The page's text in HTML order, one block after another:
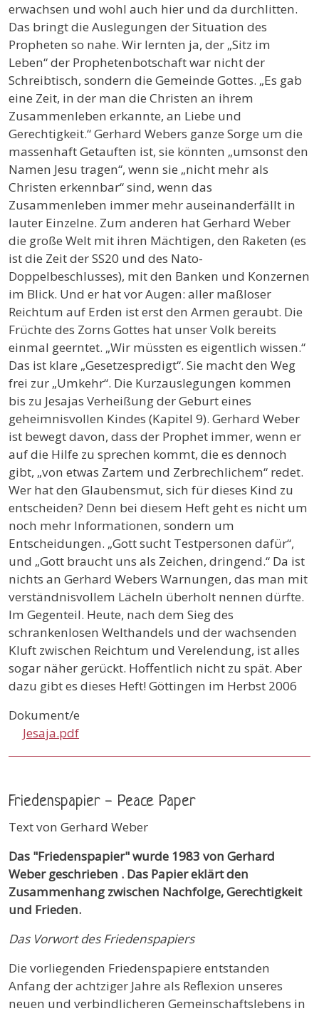
erwachsen und wohl auch hier und da durchlitten.
Das bringt die Auslegungen der Situation des
Propheten so nahe. Wir lernten ja, der „Sitz im
Leben“ der Prophetenbotschaft war nicht der
Schreibtisch, sondern die Gemeinde Gottes. „Es gab
eine Zeit, in der man die Christen an ihrem
Zusammenleben erkannte, an Liebe und
Gerechtigkeit.“ Gerhard Webers ganze Sorge um die
massenhaft Getauften ist, sie könnten „umsonst den
Namen Jesu tragen“, wenn sie „nicht mehr als
Christen erkennbar“ sind, wenn das
Zusammenleben immer mehr auseinanderfällt in
lauter Einzelne. Zum anderen hat Gerhard Weber
die große Welt mit ihren Mächtigen, den Raketen (es
ist die Zeit der SS20 und des Nato-
Doppelbeschlusses), mit den Banken und Konzernen
im Blick. Und er hat vor Augen: aller maßloser
Reichtum auf Erden ist erst den Armen geraubt. Die
Früchte des Zorns Gottes hat unser Volk bereits
einmal geerntet. „Wir müssten es eigentlich wissen.“
Das ist klare „Gesetzespredigt“. Sie macht den Weg
frei zur „Umkehr“. Die Kurzauslegungen kommen
bis zu Jesajas Verheißung der Geburt eines
geheimnisvollen Kindes (Kapitel 9). Gerhard Weber
ist bewegt davon, dass der Prophet immer, wenn er
auf die Hilfe zu sprechen kommt, die es dennoch
gibt, „von etwas Zartem und Zerbrechlichem“ redet.
Wer hat den Glaubensmut, sich für dieses Kind zu
entscheiden? Denn bei diesem Heft geht es nicht um
noch mehr Informationen, sondern um
Entscheidungen. „Gott sucht Testpersonen dafür“,
und „Gott braucht uns als Zeichen, dringend.“ Da ist
nichts an Gerhard Webers Warnungen, das man mit
verständnisvollem Lächeln überholt nennen dürfte.
Im Gegenteil. Heute, nach dem Sieg des
schrankenlosen Welthandels und der wachsenden
Kluft zwischen Reichtum und Verelendung, ist alles
sogar näher gerückt. Hoffentlich nicht zu spät. Aber
dazu gibt es dieses Heft! Göttingen im Herbst 2006
Dokument/e
Jesaja.pdf
Friedenspapier - Peace Paper
Text von Gerhard Weber
Das "Friedenspapier" wurde 1983 von Gerhard
Weber geschrieben . Das Papier eklärt den
Zusammenhang zwischen Nachfolge, Gerechtigkeit
und Frieden.
Das Vorwort des Friedenspapiers
Die vorliegenden Friedenspapiere entstanden
Anfang der achtziger Jahre als Reflexion unseres
neuen und verbindlicheren Gemeinschaftslebens in